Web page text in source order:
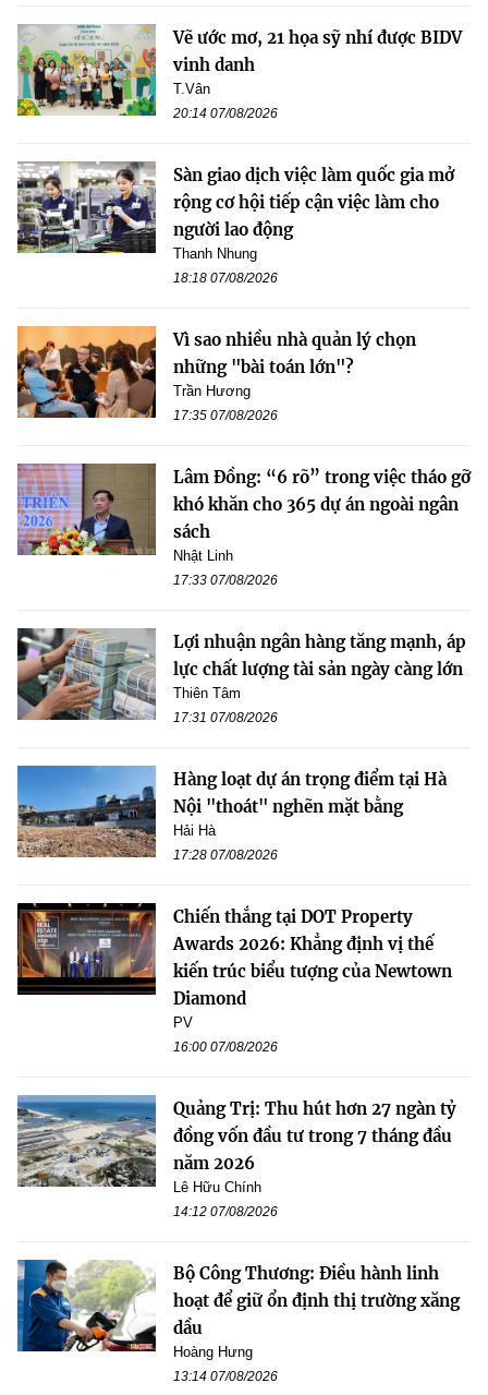
Vẽ ước mơ, 21 họa sỹ nhí được BIDV
vinh danh
T.Vân
20:14 07/08/2026
Sàn giao dịch việc làm quốc gia mở
rộng cơ hội tiếp cận việc làm cho
người lao động
Thanh Nhung
18:18 07/08/2026
Vì sao nhiều nhà quản lý chọn
những "bài toán lớn"?
Trần Hương
17:35 07/08/2026
Lâm Đồng: “6 rõ” trong việc tháo gỡ
khó khăn cho 365 dự án ngoài ngân
sách
Nhật Linh
17:33 07/08/2026
Lợi nhuận ngân hàng tăng mạnh, áp
lực chất lượng tài sản ngày càng lớn
Thiên Tâm
17:31 07/08/2026
Hàng loạt dự án trọng điểm tại Hà
Nội "thoát" nghẽn mặt bằng
Hải Hà
17:28 07/08/2026
Chiến thắng tại DOT Property
Awards 2026: Khẳng định vị thế
kiến trúc biểu tượng của Newtown
Diamond
PV
16:00 07/08/2026
Quảng Trị: Thu hút hơn 27 ngàn tỷ
đồng vốn đầu tư trong 7 tháng đầu
năm 2026
Lê Hữu Chính
14:12 07/08/2026
Bộ Công Thương: Điều hành linh
hoạt để giữ ổn định thị trường xăng
dầu
Hoàng Hưng
13:14 07/08/2026